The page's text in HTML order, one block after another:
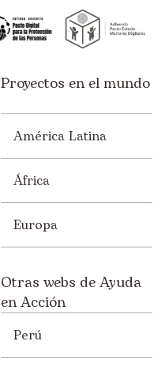
Proyectos en el mundo
América Latina
África
Europa
Otras webs de Ayuda
en Acción
Perú